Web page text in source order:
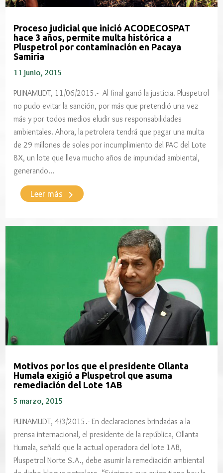
Proceso judicial que inició ACODECOSPAT
hace 3 años, permite multa histórica a
Pluspetrol por contaminación en Pacaya
Samiria
11 junio, 2015
PUINAMUDT, 11/06/2015.- Al final ganó la justicia. Pluspetrol
no pudo evitar la sanción, por más que pretendió una vez
más y por todos medios eludir sus responsabilidades
ambientales. Ahora, la petrolera tendrá que pagar una multa
de 29 millones de soles por incumplimiento del PAC del Lote
8X, un lote que lleva mucho años de impunidad ambiental,
generando…
Leer más keyboard_arrow_right
Motivos por los que el presidente Ollanta
Humala exigió a Pluspetrol que asuma
remediación del Lote 1AB
5 marzo, 2015
PUINAMUDT, 4/3/2015.- En declaraciones brindadas a la
prensa internacional, el presidente de la república, Ollanta
Humala, señaló que la actual operadora del lote 1AB,
Pluspetrol Norte S.A., debe asumir la remediación ambiental